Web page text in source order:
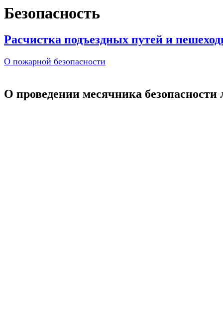
Безопасность
Расчистка подъездных путей и
О пожарной безопасности
О проведении месячника